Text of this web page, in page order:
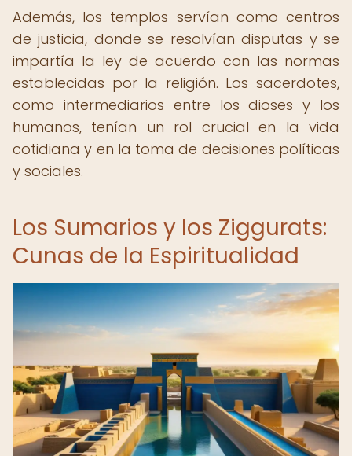
Además, los templos servían como centros
de justicia, donde se resolvían disputas y se
impartía la ley de acuerdo con las normas
establecidas por la religión. Los sacerdotes,
como intermediarios entre los dioses y los
humanos, tenían un rol crucial en la vida
cotidiana y en la toma de decisiones políticas
y sociales.
Los Sumarios y los Ziggurats:
Cunas de la Espiritualidad